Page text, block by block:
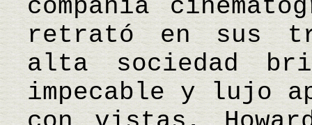
compañía
retrató en sus
alta sociedad
impecable y lujo